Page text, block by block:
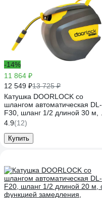
-14%
11 864 ₽
12 549 ₽13 725 ₽
Катушка DOORLOCK со
шлангом автоматическая DL-
F30, шланг 1/2 длиной 30 м, с
функцией замедления,
фиксация на любой длине,
насадка-распылитель в 77501
4.9(12)
Купить